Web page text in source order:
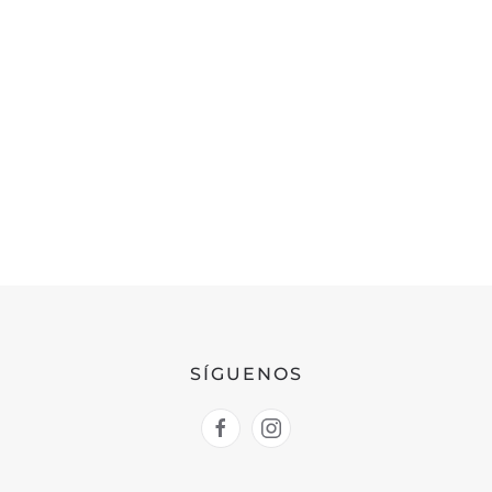
SÍGUENOS